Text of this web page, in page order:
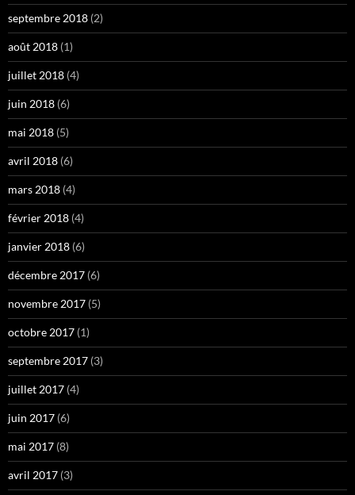
septembre 2018 (2)
août 2018 (1)
juillet 2018 (4)
juin 2018 (6)
mai 2018 (5)
avril 2018 (6)
mars 2018 (4)
février 2018 (4)
janvier 2018 (6)
décembre 2017 (6)
novembre 2017 (5)
octobre 2017 (1)
septembre 2017 (3)
juillet 2017 (4)
juin 2017 (6)
mai 2017 (8)
avril 2017 (3)